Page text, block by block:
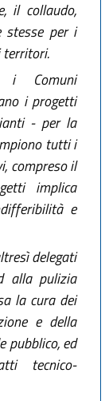
il collaudo,
stesse per i
territori.
Comuni
i progetti
- per la
tutti i
compreso il
implica
e
delegati
alla pulizia
la cura dei
e della
pubblico, ed
tecnico-